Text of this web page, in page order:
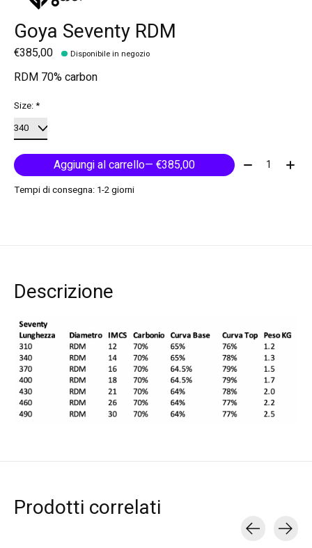
Goya Seventy RDM
€385,00 Disponibile in negozio
RDM 70% carbon
Size:*
Aggiungi al carrello — €385,00 Quantità:
Tempi di consegna: 1-2 giorni
Descrizione
Prodotti correlati